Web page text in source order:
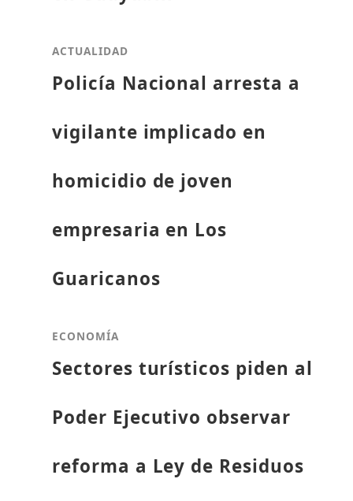
ACTUALIDAD
Policía Nacional arresta a
vigilante implicado en
homicidio de joven
empresaria en Los
Guaricanos
ECONOMÍA
Sectores turísticos piden al
Poder Ejecutivo observar
reforma a Ley de Residuos